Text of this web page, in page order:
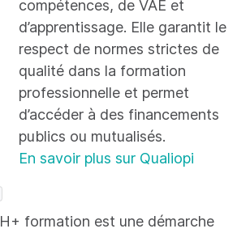
compétences, de VAE et
d’apprentissage. Elle garantit le
respect de normes strictes de
qualité dans la formation
professionnelle et permet
d’accéder à des financements
publics ou mutualisés.
En savoir plus sur Qualiopi
H+ formation est une démarche